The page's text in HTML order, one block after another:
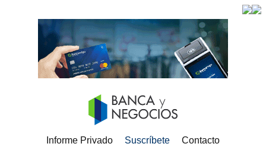
Informe Privado Suscríbete Contacto